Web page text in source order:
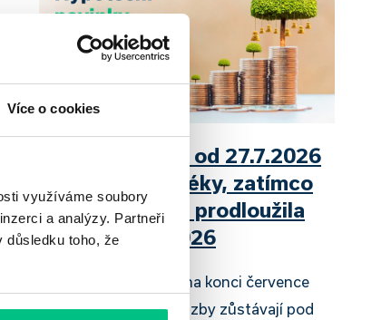
Více o cookies
využíváme soubory
a analýzy. Partneři
důsledku toho, že
UniCredit Bank od 27.7.2026
zdražuje hypotéky, zatímco
Raiffeisenbank prodloužila
slevu do 6.9.2026
Český hypoteční trh na konci července
2026 potvrzuje, že sazby zůstávají pod